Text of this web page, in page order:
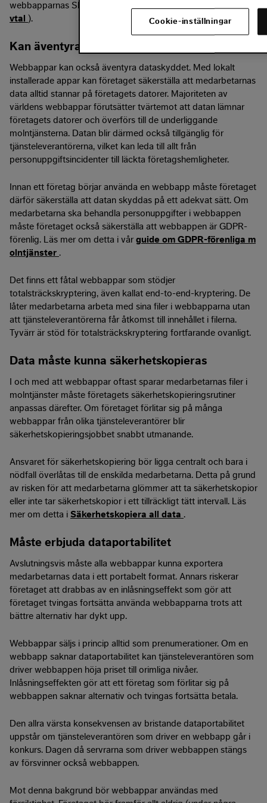
webbapparnas SLA-avtal noga (läs mer i vår
vtal
).
Kan äventyra dataskyddet
Webbappar kan också äventyra dataskyddet. Med lokalt
installerade appar kan företaget säkerställa att medarbetarnas
data alltid stannar på företagets datorer. Majoriteten av
världens webbappar förutsätter tvärtemot att datan lämnar
företagets datorer och överförs till de underliggande
molntjänsterna. Datan blir därmed också tillgänglig för
tjänsteleverantörerna, vilket kan leda till allt från
personuppgiftsincidenter till läckta företagshemligheter.
Innan ett företag börjar använda en webbapp måste företaget
därför säkerställa att datan skyddas på ett adekvat sätt. Om
medarbetarna ska behandla personuppgifter i webbappen
måste företaget också säkerställa att webbappen är GDPR-
förenlig. Läs mer om detta i vår guide om GDPR-förenliga m
olntjänster .
Det finns ett fåtal webbappar som stödjer
totalsträckskryptering, även kallat end-to-end-kryptering. De
låter medarbetarna arbeta med sina filer i webbapparna utan
att tjänsteleverantörerna får åtkomst till innehållet i filerna.
Tyvärr är stöd för totalsträckskryptering fortfarande ovanligt.
Data måste kunna säkerhetskopieras
I och med att webbappar oftast sparar medarbetarnas filer i
molntjänster måste företagets säkerhetskopieringsrutiner
anpassas därefter. Om företaget förlitar sig på många
webbappar från olika tjänsteleverantörer blir
säkerhetskopieringsjobbet snabbt utmanande.
Ansvaret för säkerhetskopiering bör ligga centralt och bara i
nödfall överlåtas till de enskilda medarbetarna. Detta på grund
av risken för att medarbetarna glömmer att ta säkerhetskopior
eller inte tar säkerhetskopior i ett tillräckligt tätt intervall. Läs
mer om detta i Säkerhetskopiera all data .
Måste erbjuda dataportabilitet
Avslutningsvis måste alla webbappar kunna exportera
medarbetarnas data i ett portabelt format. Annars riskerar
företaget att drabbas av en inlåsningseffekt som gör att
företaget tvingas fortsätta använda webbapparna trots att
bättre alternativ har dykt upp.
Webbappar säljs i princip alltid som prenumerationer. Om en
webbapp saknar dataportabilitet kan tjänsteleverantören som
driver webbappen höja priset till orimliga nivåer.
Inlåsningseffekten gör att ett företag som förlitar sig på
webbappen saknar alternativ och tvingas fortsätta betala.
Den allra värsta konsekvensen av bristande dataportabilitet
uppstår om tjänsteleverantören som driver en webbapp går i
konkurs. Dagen då servrarna som driver webbappen stängs
av försvinner också webbappen.
Mot denna bakgrund bör webbappar användas med
Cookie-inställningar